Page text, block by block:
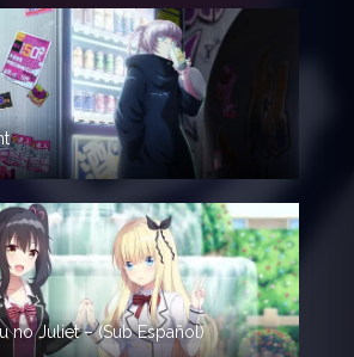
no Juliet – (Sub Español)